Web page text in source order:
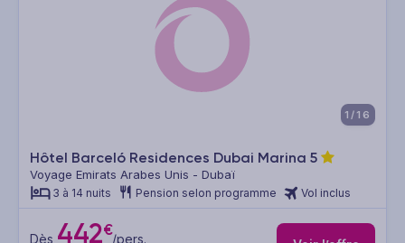
1/16
Hôtel Barceló Residences Dubai Marina 5
Voyage Emirats Arabes Unis - Dubaï
3 à 14 nuits Pension selon programme Vol inclus
Dès 442€/pers.